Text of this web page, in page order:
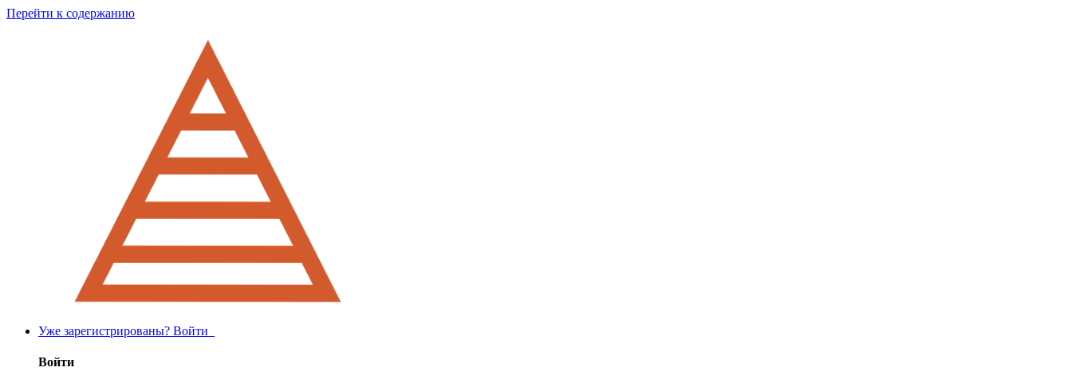
Перейти к содержанию
Уже зарегистрированы? Войти
Войти